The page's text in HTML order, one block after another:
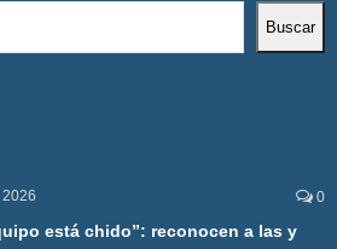
Buscar
0
está chido”: reconocen a las y